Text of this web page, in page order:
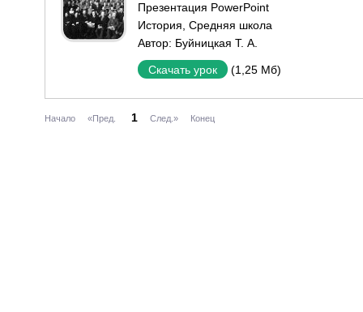
Презентация PowerPoint
История Средняя школа
Автор: Буйницкая Т. А.
Скачать урок (1,25 Мб)
Начало «Пред. 1 След.» Конец